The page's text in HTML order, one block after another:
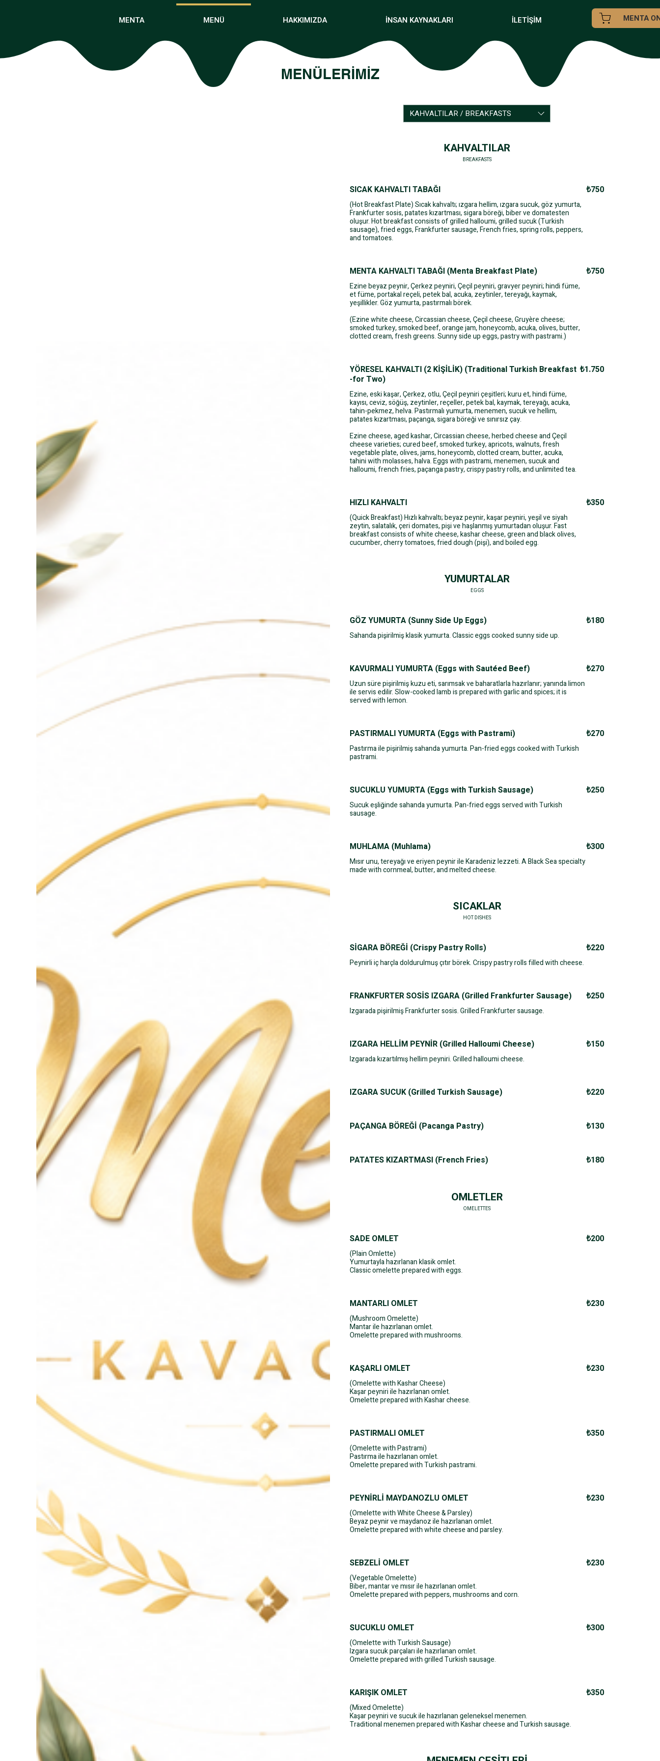
MENTA MENÜ HAKKIMIZDA İNSAN KAYNAKLARI İLETİŞİM MENTA
MENÜLERİMİZ
KAHVALTILAR / BREAKFASTS
KAHVALTILAR
BREAKFASTS
SICAK KAHVALTI TABAĞI
(Hot Breakfast Plate) Sıcak kahvaltı; ızgara hellim, ızgara sucuk, göz yumurta,
Frankfurter sosis, patates kızartması, sigara böreği, biber ve domatesten
oluşur. Hot breakfast consists of grilled halloumi, grilled sucuk (Turkish
sausage), fried eggs, Frankfurter sausage, French fries, spring rolls, peppers,
and tomatoes.
₺750
MENTA KAHVALTI TABAĞI (Menta Breakfast Plate)
Ezine beyaz peynir, Çerkez peyniri, Çeçil peyniri, gravyer peyniri; hindi füme,
et füme, portakal reçeli, petek bal, acuka, zeytinler, tereyağı, kaymak,
yeşillikler. Göz yumurta, pastırmalı börek.
(Ezine white cheese, Circassian cheese, Çeçil cheese, Gruyère cheese;
smoked turkey, smoked beef, orange jam, honeycomb, acuka, olives, butter,
clotted cream, fresh greens. Sunny side up eggs, pastry with pastrami.)
₺750
YÖRESEL KAHVALTI (2 KİŞİLİK) (Traditional Turkish Breakfast
-for Two)
Ezine, eski kaşar, Çerkez, otlu, Çeçil peyniri çeşitleri; kuru et, hindi füme,
kayısı, ceviz, söğüş, zeytinler, reçeller, petek bal, kaymak, tereyağı, acuka,
tahin-pekmez, helva. Pastırmalı yumurta, menemen, sucuk ve hellim,
patates kızartması, paçanga, sigara böreği ve sınırsız çay.
Ezine cheese, aged kashar, Circassian cheese, herbed cheese and Çeçil
cheese varieties; cured beef, smoked turkey, apricots, walnuts, fresh
vegetable plate, olives, jams, honeycomb, clotted cream, butter, acuka,
tahini with molasses, halva. Eggs with pastrami, menemen, sucuk and
halloumi, french fries, paçanga pastry, crispy pastry rolls, and unlimited tea.
₺1.750
HIZLI KAHVALTI
(Quick Breakfast) Hızlı kahvaltı; beyaz peynir, kaşar peyniri, yeşil ve siyah
zeytin, salatalık, çeri domates, pişi ve haşlanmış yumurtadan oluşur. Fast
breakfast consists of white cheese, kashar cheese, green and black olives,
cucumber, cherry tomatoes, fried dough (pişi), and boiled egg.
₺350
YUMURTALAR
EGGS
GÖZ YUMURTA (Sunny Side Up Eggs)
Sahanda pişirilmiş klasik yumurta. Classic eggs cooked sunny side up.
₺180
KAVURMALI YUMURTA (Eggs with Sautéed Beef)
Uzun süre pişirilmiş kuzu eti, sarımsak ve baharatlarla hazırlanır; yanında limon
ile servis edilir. Slow-cooked lamb is prepared with garlic and spices; it is
served with lemon.
₺270
PASTIRMALI YUMURTA (Eggs with Pastrami)
Pastırma ile pişirilmiş sahanda yumurta. Pan-fried eggs cooked with Turkish
pastrami.
₺270
SUCUKLU YUMURTA (Eggs with Turkish Sausage)
Sucuk eşliğinde sahanda yumurta. Pan-fried eggs served with Turkish
sausage.
₺250
MUHLAMA (Muhlama)
Mısır unu, tereyağı ve eriyen peynir ile Karadeniz lezzeti. A Black Sea specialty
made with cornmeal, butter, and melted cheese.
₺300
SICAKLAR
HOT DISHES
SİGARA BÖREĞİ (Crispy Pastry Rolls)
Peynirli iç harçla doldurulmuş çıtır börek. Crispy pastry rolls filled with cheese.
₺220
FRANKFURTER SOSİS IZGARA (Grilled Frankfurter Sausage)
Izgarada pişirilmiş Frankfurter sosis. Grilled Frankfurter sausage.
₺250
IZGARA HELLİM PEYNİR (Grilled Halloumi Cheese)
Izgarada kızartılmış hellim peyniri. Grilled halloumi cheese.
₺150
IZGARA SUCUK (Grilled Turkish Sausage) ₺220
PAÇANGA BÖREĞİ (Pacanga Pastry) ₺130
PATATES KIZARTMASI (French Fries) ₺180
OMLETLER
OMELETTES
SADE OMLET
(Plain Omlette)
Yumurtayla hazırlanan klasik omlet.
Classic omelette prepared with eggs.
₺200
MANTARLI OMLET
(Mushroom Omelette)
Mantar ile hazırlanan omlet.
Omelette prepared with mushrooms.
₺230
KAŞARLI OMLET
(Omelette with Kashar Cheese)
Kaşar peyniri ile hazırlanan omlet.
Omelette prepared with Kashar cheese.
₺230
PASTIRMALI OMLET
(Omelette with Pastrami)
Pastırma ile hazırlanan omlet.
Omelette prepared with Turkish pastrami.
₺350
PEYNİRLİ MAYDANOZLU OMLET
(Omelette with White Cheese & Parsley)
Beyaz peynir ve maydanoz ile hazırlanan omlet.
Omelette prepared with white cheese and parsley.
₺230
SEBZELİ OMLET
(Vegetable Omelette)
Biber, mantar ve mısır ile hazırlanan omlet.
Omelette prepared with peppers, mushrooms and corn.
₺230
SUCUKLU OMLET
(Omelette with Turkish Sausage)
Izgara sucuk parçaları ile hazırlanan omlet.
Omelette prepared with grilled Turkish sausage.
₺300
KARIŞIK OMLET
(Mixed Omelette)
Kaşar peyniri ve sucuk ile hazırlanan geleneksel menemen.
Traditional menemen prepared with Kashar cheese and Turkish sausage.
₺350